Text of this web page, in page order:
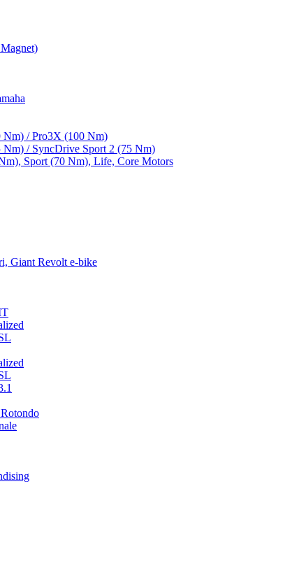
Nm) / Pro3X (100 Nm)
Nm) / SyncDrive Sport 2 (75 Nm)
Sport (70 Nm), Life, Core Motors
Giant Revolt e-bike